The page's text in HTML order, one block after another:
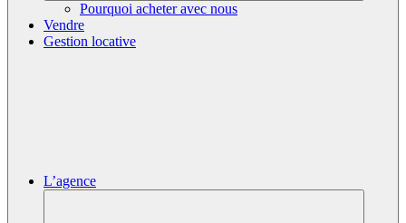
Pourquoi acheter avec nous
Vendre
Gestion locative
L’agence